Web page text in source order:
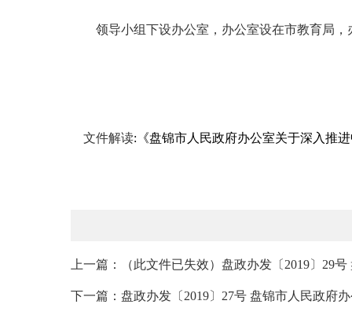
领导小组下设办公室，办公室设在市教育局，
文件解读:《盘锦市人民政府办公室关于深入推
上一篇：（此文件已失效）盘政办发〔2019〕29
下一篇：盘政办发〔2019〕27号 盘锦市人民政府